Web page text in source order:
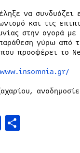
να συνδυάζει
και τις
στην αγορά με
γύρω από
που προσφέρει το
Messenger